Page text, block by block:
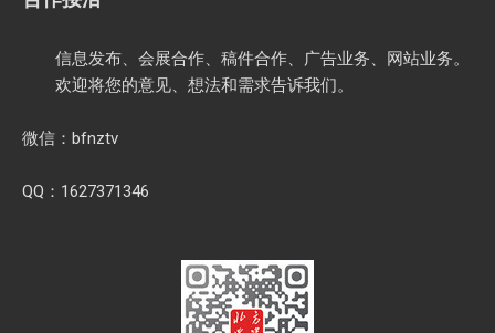
信息发布、会展合作、稿件合作、广告业务、网站业务。
欢迎将您的意见、想法和需求告诉我们。
微信：bfnztv
QQ：1627371346